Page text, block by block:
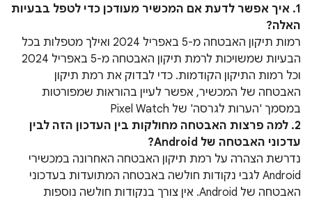
1. איך אפשר לדעת אם המכשיר מעודכן כדי לטפל בבעיות
האלה?
רמות תיקון האבטחה מ-5 באפריל 2024 ואילך מטפלות בכל
הבעיות שמשויכות לרמת תיקון האבטחה מ-5 באפריל 2024
וכל רמות התיקון הקודמות. כדי לבדוק את רמת תיקון
האבטחה של המכשיר, אפשר לעיין בהוראות שמפורטות
במסמך 'הערות לגרסה' של Pixel Watch
2. למה פרצות האבטחה מחולקות בין העדכון הזה לבין
עדכוני האבטחה של Android?
נדרשת הצהרה על רמת תיקון האבטחה האחרונה במכשירי
Android לגבי נקודות חולשה באבטחה המתועדות בעדכוני
האבטחה של Android. אין צורך בנקודות חולשה נוספות